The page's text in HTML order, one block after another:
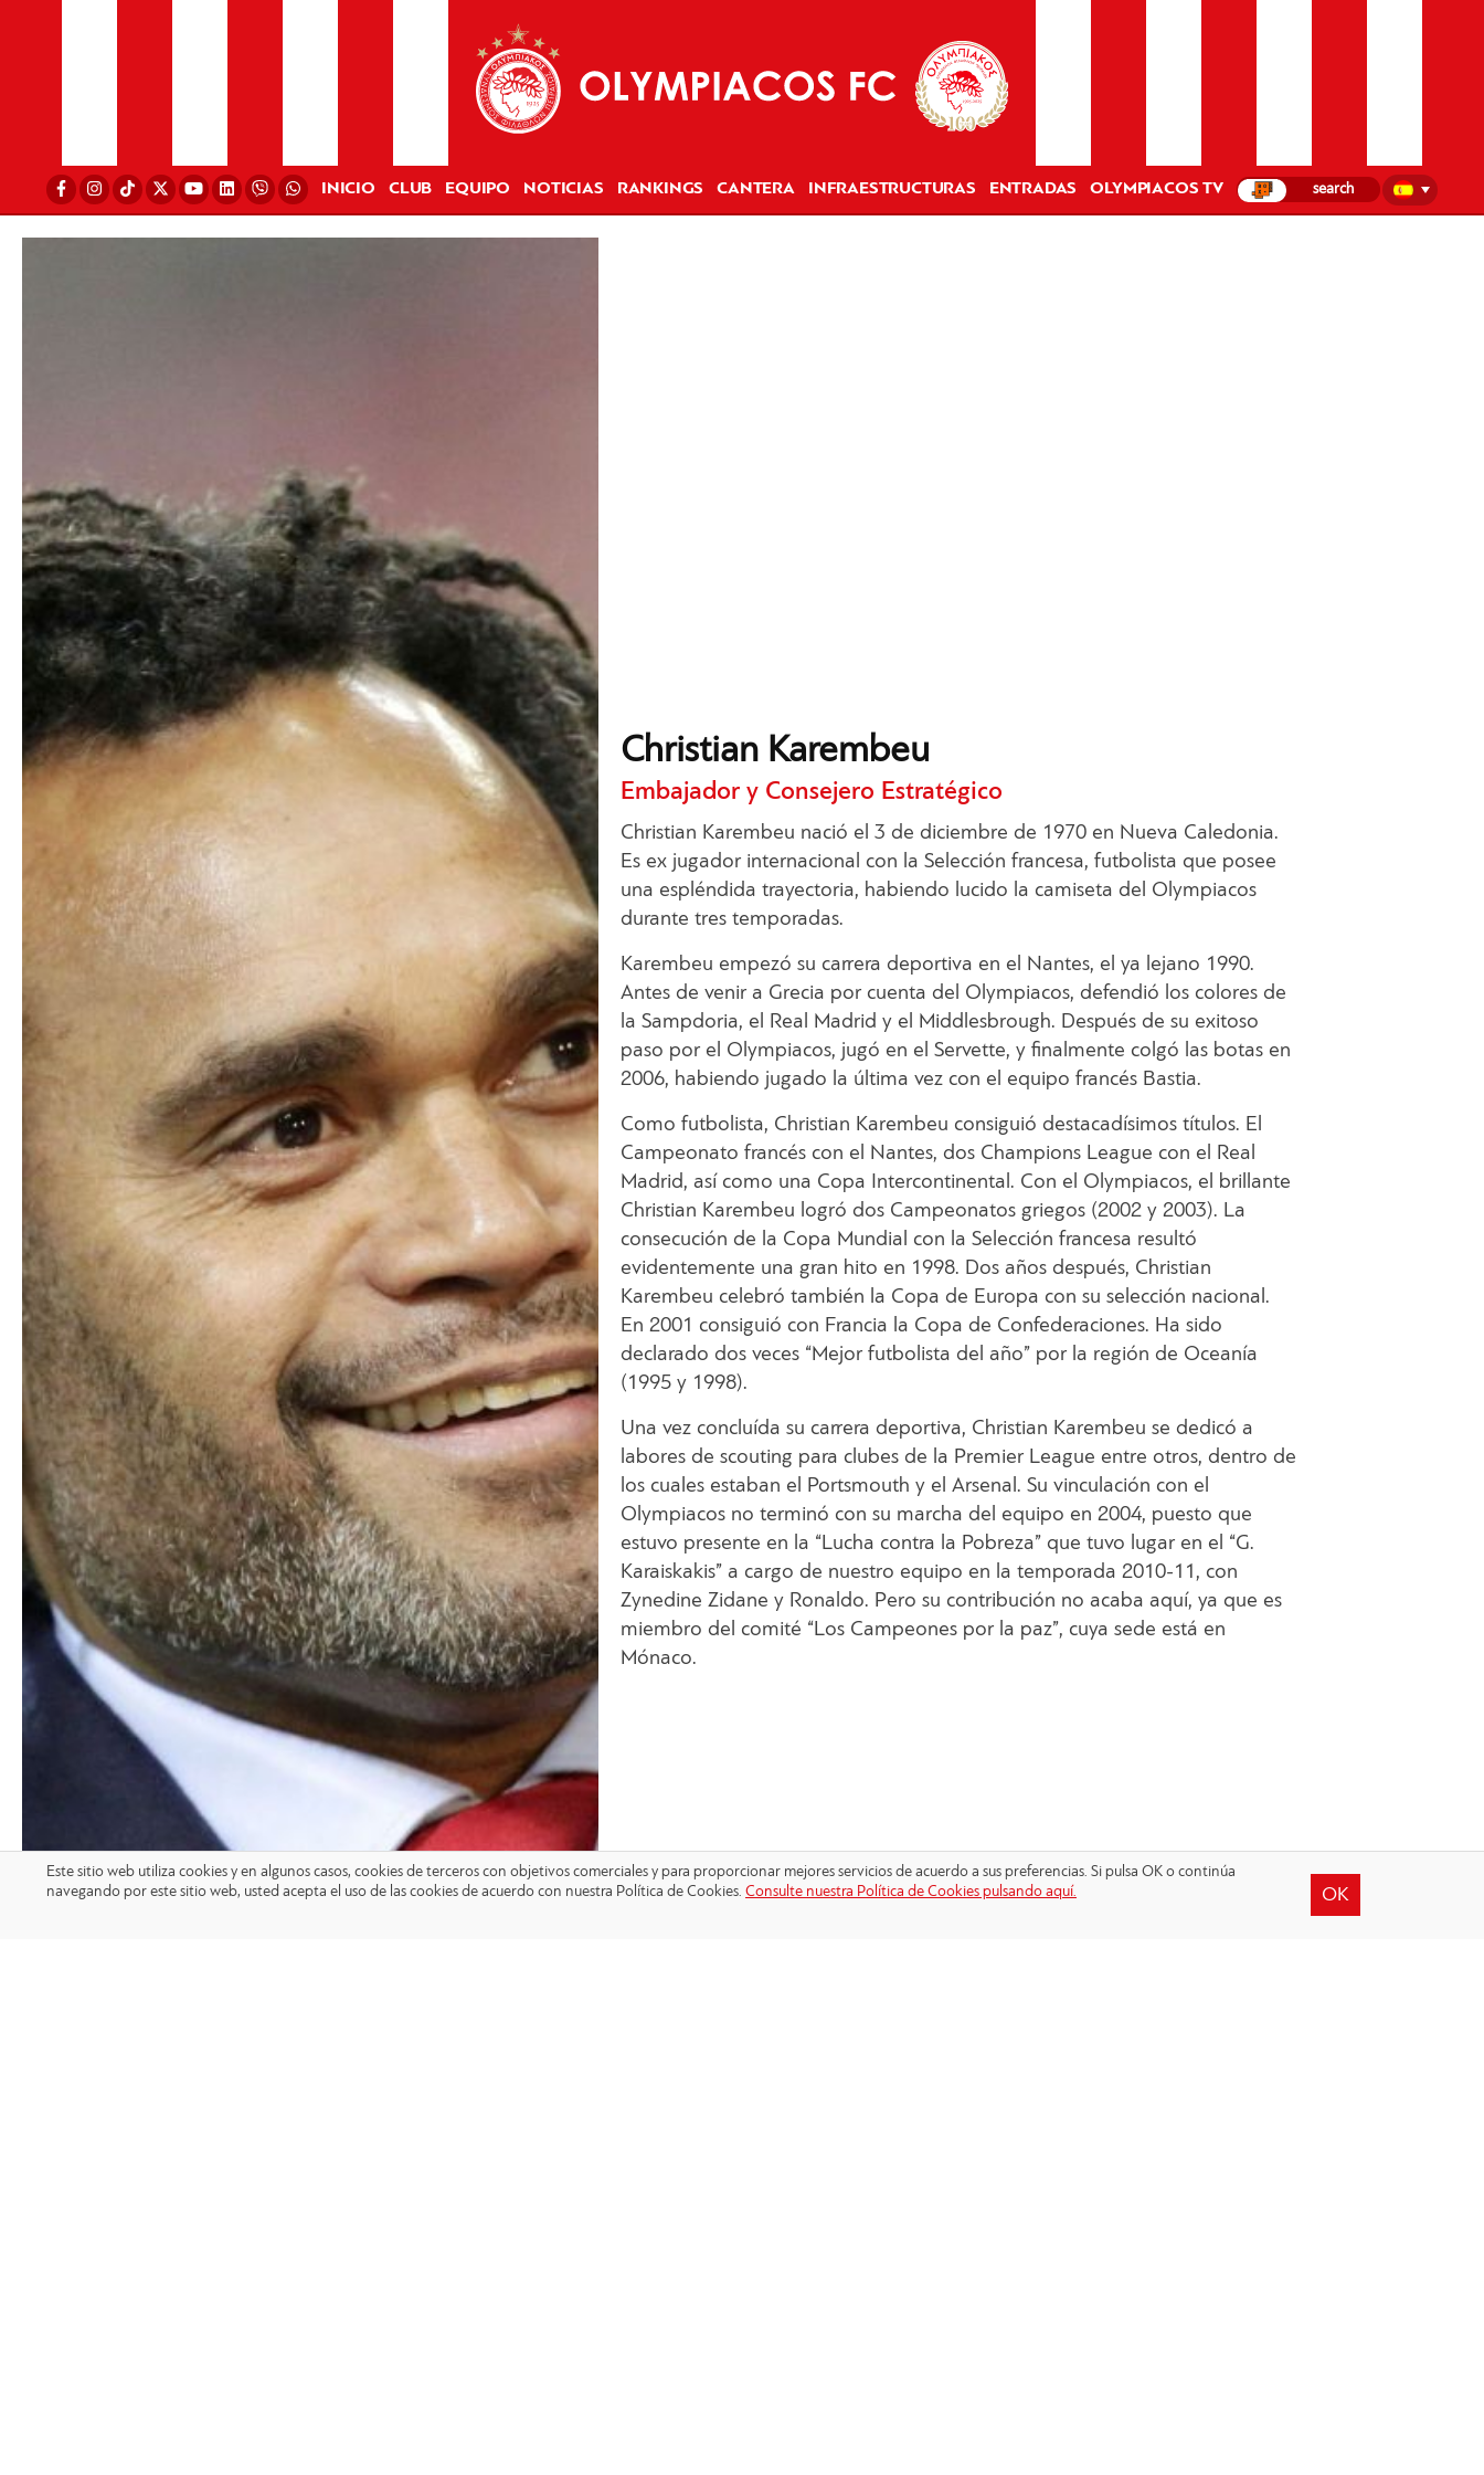
INICIO CLUB EQUIPO NOTICIAS RANKINGS CANTERA INFRAESTRUCTURAS ENTRADAS OLYMPIACOS TV
Christian Karembeu
Embajador y Consejero Estratégico
Christian Karembeu nació el 3 de diciembre de 1970 en Nueva Caledonia.
Es ex jugador internacional con la Selección francesa, futbolista que posee
una espléndida trayectoria, habiendo lucido la camiseta del Olympiacos
durante tres temporadas.
Karembeu empezó su carrera deportiva en el Nantes, el ya lejano 1990.
Antes de venir a Grecia por cuenta del Olympiacos, defendió los colores de
la Sampdoria, el Real Madrid y el Middlesbrough. Después de su exitoso
paso por el Olympiacos, jugó en el Servette, y finalmente colgó las botas en
2006, habiendo jugado la última vez con el equipo francés Bastia.
Como futbolista, Christian Karembeu consiguió destacadísimos títulos. El
Campeonato francés con el Nantes, dos Champions League con el Real
Madrid, así como una Copa Intercontinental. Con el Olympiacos, el brillante
Christian Karembeu logró dos Campeonatos griegos (2002 y 2003). La
consecución de la Copa Mundial con la Selección francesa resultó
evidentemente una gran hito en 1998. Dos años después, Christian
Karembeu celebró también la Copa de Europa con su selección nacional.
En 2001 consiguió con Francia la Copa de Confederaciones. Ha sido
declarado dos veces “Mejor futbolista del año” por la región de Oceanía
(1995 y 1998).
Una vez concluída su carrera deportiva, Christian Karembeu se dedicó a
labores de scouting para clubes de la Premier League entre otros, dentro de
los cuales estaban el Portsmouth y el Arsenal. Su vinculación con el
Olympiacos no terminó con su marcha del equipo en 2004, puesto que
estuvo presente en la “Lucha contra la Pobreza” que tuvo lugar en el “G.
Karaiskakis” a cargo de nuestro equipo en la temporada 2010-11, con
Zynedine Zidane y Ronaldo. Pero su contribución no acaba aquí, ya que es
miembro del comité “Los Campeones por la paz”, cuya sede está en
Mónaco.
Este sitio web utiliza cookies y en algunos casos, cookies de terceros con objetivos comerciales y para proporcionar mejores servicios de acuerdo a sus preferencias. Si pulsa OK o continúa
navegando por este sitio web, usted acepta el uso de las cookies de acuerdo con nuestra Política de Cookies. Consulte nuestra Política de Cookies pulsando aquí. OK